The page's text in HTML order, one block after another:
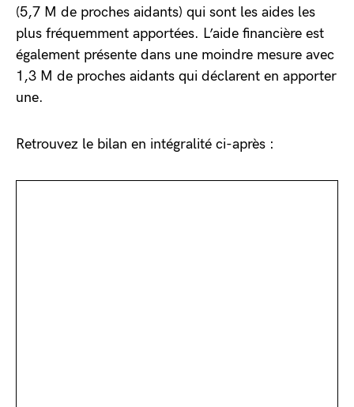
(5,7 M de proches aidants) qui sont les aides les
plus fréquemment apportées. L’aide financière est
également présente dans une moindre mesure avec
1,3 M de proches aidants qui déclarent en apporter
une.
Retrouvez le bilan en intégralité ci-après :